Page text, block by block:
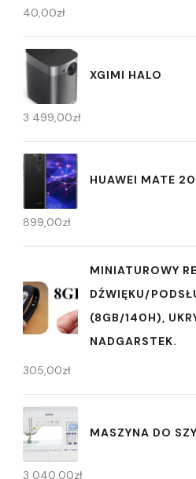
40,00zł
XGIMI HALO
3 499,00zł
HUAWEI MATE
899,00zł
MINIATUROWY
DŹWIĘKU/
(8GB/140H),
NADGARSTEK.
305,00zł
MASZYNA DO
3 040,00zł